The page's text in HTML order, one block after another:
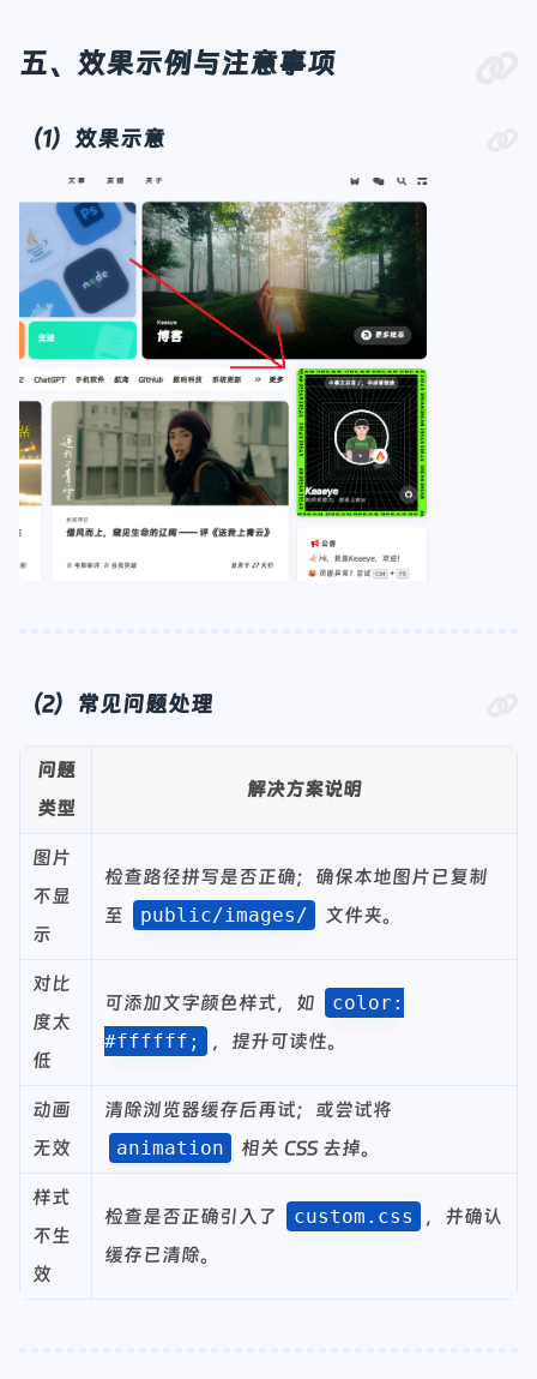
五、效果示例与注意事项
（1）效果示意
（2）常见问题处理
问题
类型
解决方案说明
图片
不显
示
检查路径拼写是否正确；确保本地图片已复制
至
public/images/ 文件夹。
对比
度太
低
可添加文字颜色样式，如
color:
#ffffff;
，提升可读性。
动画
无效
清除浏览器缓存后再试；或尝试将
animation
相关 CSS 去掉。
样式
不生
效
检查是否正确引入了 custom.css
，并确认
缓存已清除。